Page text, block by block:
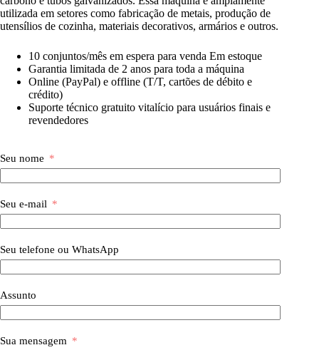
utilizada em setores como fabricação de metais, produção de
utensílios de cozinha, materiais decorativos, armários e outros.
10 conjuntos/mês em espera para venda Em estoque
Garantia limitada de 2 anos para toda a máquina
Online (PayPal) e offline (T/T, cartões de débito e
crédito)
Suporte técnico gratuito vitalício para usuários finais e
revendedores
Seu nome
Seu e-mail
Seu telefone ou WhatsApp
Assunto
Sua mensagem